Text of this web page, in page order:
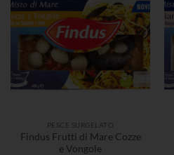
PESCE SURGELATO
Findus Frutti di Mare Cozze
e Vongole